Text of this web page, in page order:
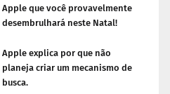
Apple que você provavelmente
desembrulhará neste Natal!
Apple explica por que não
planeja criar um mecanismo de
busca.